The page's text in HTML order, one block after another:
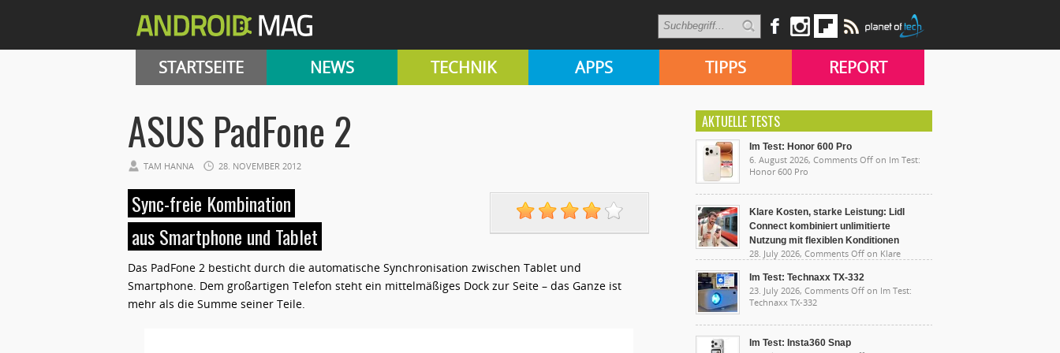
STARTSEITE NEWS TECHNIK APPS TIPPS REPORT
ASUS PadFone 2
TAM HANNA 28. NOVEMBER 2012
Sync-freie Kombination
aus Smartphone und Tablet
Das PadFone 2 besticht durch die automatische Synchronisation zwischen Tablet und
Smartphone. Dem großartigen Telefon steht ein mittelmäßiges Dock zur Seite – das Ganze ist
mehr als die Summe seiner Teile.
AKTUELLE TESTS
Im Test: Honor 600 Pro
6. August 2026, Comments Off on Im Test:
Honor 600 Pro
Klare Kosten, starke Leistung: Lidl
Connect kombiniert unlimitierte
Nutzung mit flexiblen Konditionen
28. July 2026, Comments Off on Klare
unlimitierte Nutzung mit flexiblen Konditionen
Im Test: Technaxx TX-332
23. July 2026, Comments Off on Im Test:
Technaxx TX-332
Im Test: Insta360 Snap